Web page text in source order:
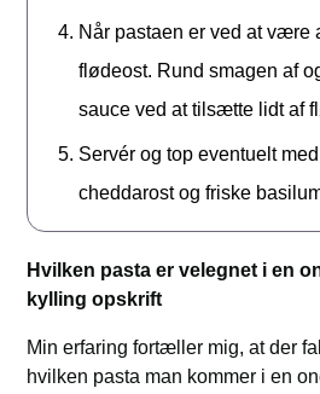
Når pastaen er ved at være
flødeost. Rund smagen af
sauce ved at tilsætte lidt af
Servér og top eventuelt
cheddarost og friske
Hvilken pasta er velegnet i en
kylling opskrift
Min erfaring fortæller mig, at der
hvilken pasta man kommer i en